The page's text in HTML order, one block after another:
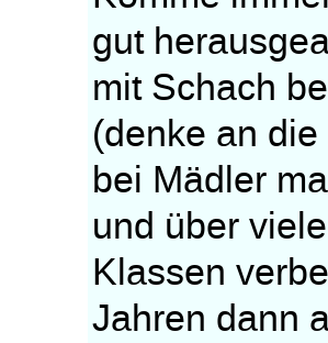
gut
mit Schach
(denke an
bei Mädler
und über
Klassen
Jahren dann